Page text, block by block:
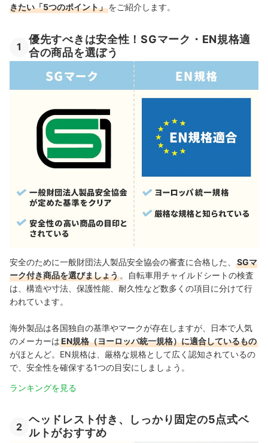
きたい「5つのポイント」をご紹介します。
1
優先すべきは安全性！SGマーク・EN規格適
合の商品を選ぼう
安全のために一般財団法人製品安全協会の審査に合格した、
SGマ
ーク付き商品を選びましょう 。自転車用チャイルドシートの検査
は、構造や寸法、保護性能、耐久性など数多くの項目に分けて行
われています。
海外製品は各国独自の基準やマークが存在しますが、日本で人気
のメーカーはEN規格（ヨーロッパ統一規格）に適合しているもの
がほとんど。EN規格は、厳格な規格として広く認知されているの
で、安全性を確保する1つの目安にしましょう。
ランキングを見る
2
ヘッドレスト付き、しっかり固定の5点式ベ
ルトがおすすめ